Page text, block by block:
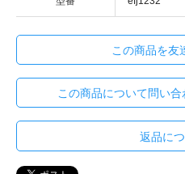
この商品を友
この商品について問い
返品に